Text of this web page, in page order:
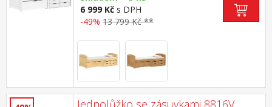
6 999 Kč s DPH
-49% 13 799 Kč **
Jednolůžko se zásuvkami 8816V